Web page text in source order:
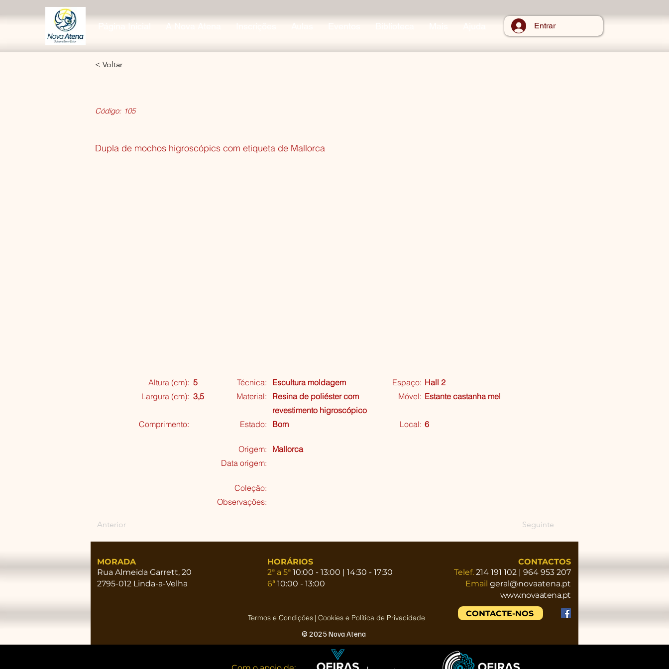
Entrar
< Voltar
Código: 105
Dupla de mochos higroscópics com etiqueta de Mallorca
Altura (cm):
Largura (cm):
Comprimento:
Anterior
5
3,5
Técnica:
Material:
Estado:
Escultura moldagem
Resina de poliéster com
revestimento higroscópico
Bom
Espaço:
Móvel:
Local:
Hall 2
Estante castanha mel
6
Origem:
Data origem:
Mallorca
Coleção:
Observações:
Seguinte
MORADA
Rua Almeida Garrett, 20
2795-012 Linda-a-Velha
HORÁRIOS
2ª a 5ª 10:00 - 13:00 | 14:30 - 17:30
6ª 10:00 - 13:00
Termos e Condições | Cookies e Política de Privacidade
CONTACTOS
Telef. 214 191 102 | 964 953 207
Email geral@novaatena.pt
www.novaatena.pt
CONTACTE-NOS
© 2025 Nova Atena